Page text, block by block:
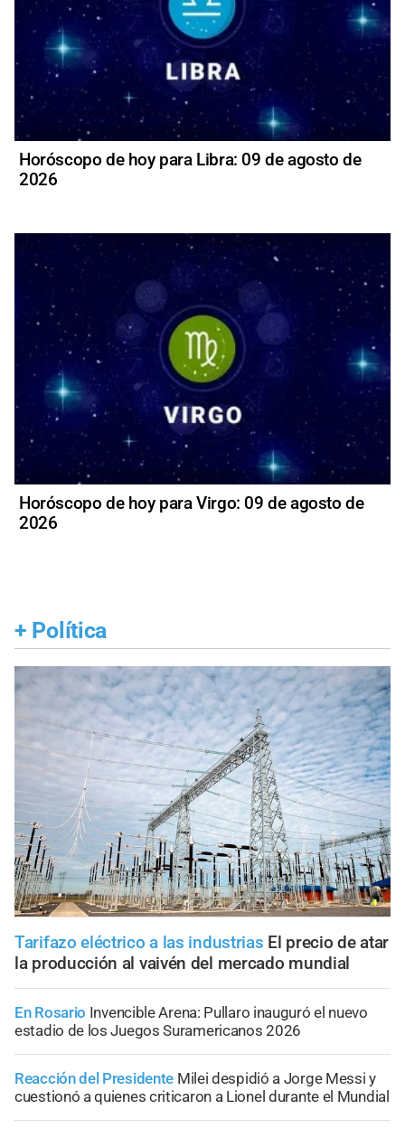
Horóscopo de hoy para Libra: 09 de agosto de
2026
Horóscopo de hoy para Virgo: 09 de agosto de
2026
+ Política
Tarifazo eléctrico a las industrias El precio de atar
la producción al vaivén del mercado mundial
En Rosario Invencible Arena: Pullaro inauguró el nuevo
estadio de los Juegos Suramericanos 2026
Reacción del Presidente Milei despidió a Jorge Messi y
cuestionó a quienes criticaron a Lionel durante el Mundial